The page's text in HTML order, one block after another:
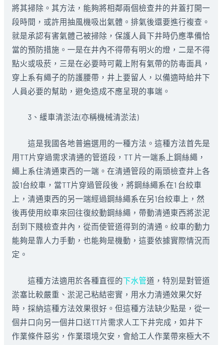
將其掃除。其方法，能夠將相鄰兩個檢查井的井蓋打開一
段時間，或許用抽風機吸出氣體。排氣後還要進行複查。
就是承認有害氣體己被掃除，保護人員下井時仍應準備恰
當的預防措施。一是在井內不得帶有明火的燈，二是不得
點火或吸菸，三是在必要時可戴上附有氣帶的防毒面具，
穿上系有繩子的防護腰帶，井上要留人，以備適時給井下
人員必要的幫助，避免造成不應呈現的事端。
3、緩車清淤法(亦稱機械清淤法)
這是我國各地普遍選用的一種方法。這種方法首先是
用TT片穿過需求清通的管道段，TT 片一端系上鋼絲繩，
繩上系住清通東西的一端。在清通管段的兩頭檢查井上各
設1台絞車，當TT片穿過管段後，將鋼絲繩系在1 台絞車
上，清通東西的另一端經過鋼絲繩系在另1台絞車上，然
後再使用絞車來回往復絞動鋼絲繩，帶動清通東西將淤泥
刮到下賤檢查井內，從而使管道得到的清通。絞車的動力
能夠是靠人力手動，也能夠是機動，這要依據實際情況而
定。
這種方法適用於各種直徑的下水管道，特別是對管道
淤塞比較嚴重、淤泥己粘結密實，用水力清通效果欠好
時，採納這種方法效果很好。但這種方法缺少點是，從一
個井口向另一個井口送TT片需求人工下井完成，如井下
作業條件惡劣，作業環境欠安，會給工人作業帶來極大不